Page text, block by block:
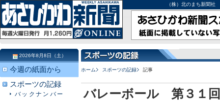
（株）北のまち新聞
ホーム スポーツの記録 記事
バレーボール 第３１
2026年8月8日（土）
今週の紙面から
スポーツの記録
バックナンバー